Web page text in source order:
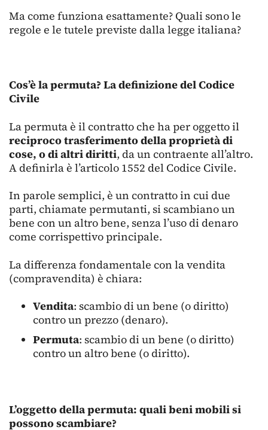
Ma come funziona esattamente? Quali sono le
regole e le tutele previste dalla legge italiana?
Cos’è la permuta? La definizione del Codice
Civile
La permuta è il contratto che ha per oggetto il
reciproco trasferimento della proprietà di
cose, o di altri diritti, da un contraente all’altro.
A definirla è l’articolo 1552 del Codice Civile.
In parole semplici, è un contratto in cui due
parti, chiamate permutanti, si scambiano un
bene con un altro bene, senza l’uso di denaro
come corrispettivo principale.
La differenza fondamentale con la vendita
(compravendita) è chiara:
Vendita: scambio di un bene (o diritto)
contro un prezzo (denaro).
Permuta: scambio di un bene (o diritto)
contro un altro bene (o diritto).
L’oggetto della permuta: quali beni mobili si
possono scambiare?